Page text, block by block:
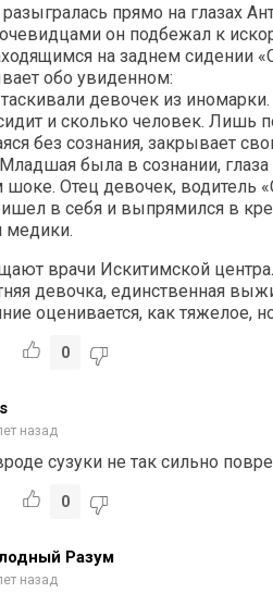
прямо на глазах
он подбежал к
на заднем сидении
обо увиденном:
девочек из иномарки.
и сколько человек. Лишь
без сознания, закрывает
была в сознании,
шоке. Отец девочек, водитель
в себя и выпрямился в
врачи Искитимской
девочка, единственная
оценивается, как тяжелое,
0
назад
сузуки не так сильно
0
Разум
назад